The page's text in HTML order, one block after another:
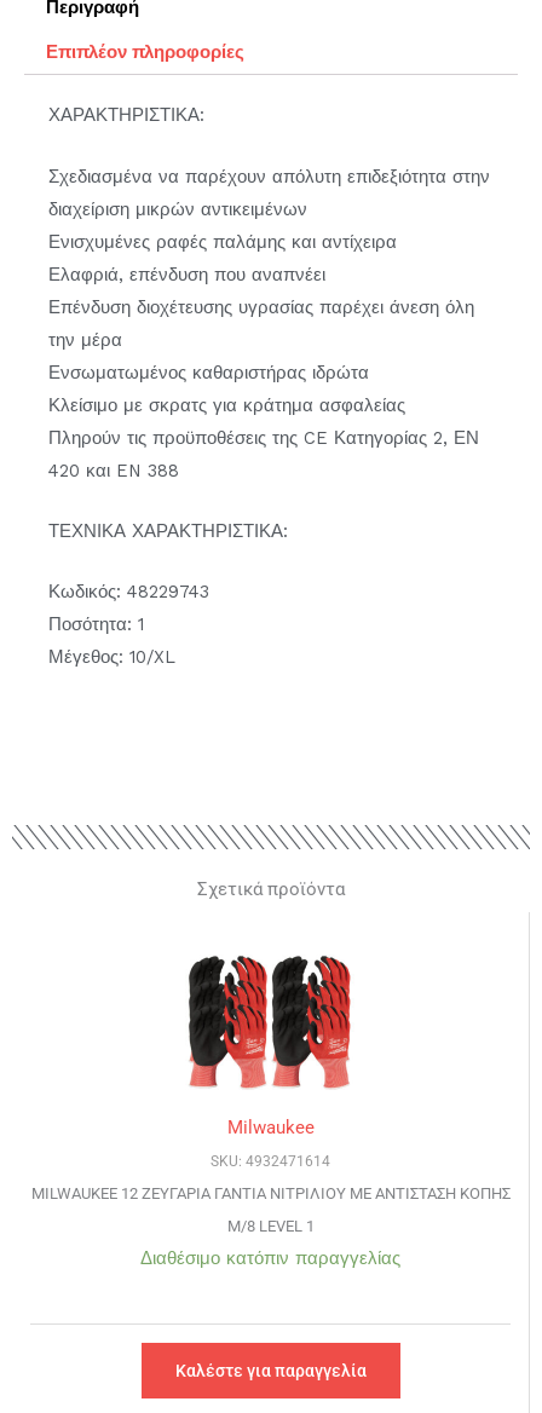
Περιγραφή
Επιπλέον πληροφορίες
ΧΑΡΑΚΤΗΡΙΣΤΙΚΑ:
Σχεδιασμένα να παρέχουν απόλυτη επιδεξιότητα στην
διαχείριση μικρών αντικειμένων
Ενισχυμένες ραφές παλάμης και αντίχειρα
Ελαφριά, επένδυση που αναπνέει
Επένδυση διοχέτευσης υγρασίας παρέχει άνεση όλη
την μέρα
Ενσωματωμένος καθαριστήρας ιδρώτα
Κλείσιμο με σκρατς για κράτημα ασφαλείας
Πληρούν τις προϋποθέσεις της CE Κατηγορίας 2, ΕΝ
420 και EN 388
ΤΕΧΝΙΚΑ ΧΑΡΑΚΤΗΡΙΣΤΙΚΑ:
Κωδικός: 48229743
Ποσότητα: 1
Μέγεθος: 10/XL
Σχετικά προϊόντα
Milwaukee
SKU: 4932471614
MILWAUKEE 12 ΖΕΥΓΑΡΙΑ ΓΑΝΤΙΑ ΝΙΤΡΙΛΙΟΥ ΜΕ ΑΝΤΙΣΤΑΣΗ ΚΟΠΗΣ
M/8 LEVEL 1
Διαθέσιμο κατόπιν παραγγελίας
Καλέστε για παραγγελία